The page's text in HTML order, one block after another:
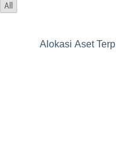
Alokasi Aset